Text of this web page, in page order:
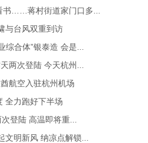
书……蒋村街道家门口多...
与台风双重到访
综合体”银泰造 会是...
两次登陆 今天杭州...
航空入驻杭州机场
全力跑好下半场
登陆 高温即将重...
文明新风 纳凉点解锁...